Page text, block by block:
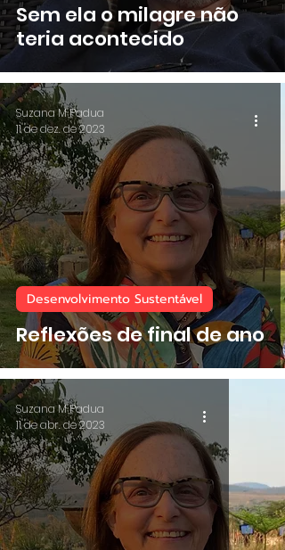
Sem ela o milagre não
teria acontecido
Reflexões de final de ano
Desenvolvimento Sustentável
Suzana M Padua
11 de dez. de 2023
Suzana M Padua
11 de abr. de 2023